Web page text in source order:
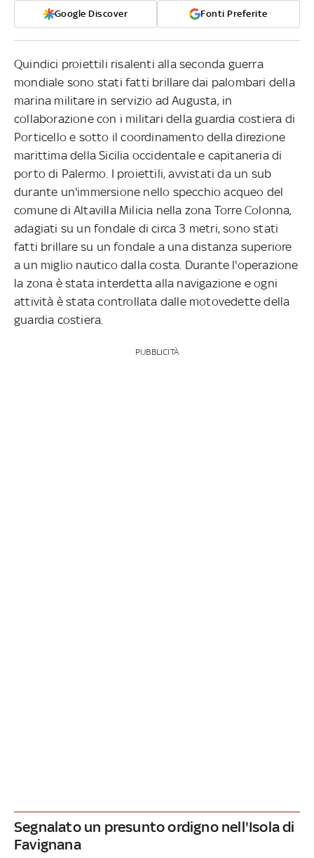
Google Discover Fonti Preferite
Quindici proiettili risalenti alla seconda guerra
mondiale sono stati fatti brillare dai palombari della
marina militare in servizio ad Augusta, in
collaborazione con i militari della guardia costiera di
Porticello e sotto il coordinamento della direzione
marittima della Sicilia occidentale e capitaneria di
porto di Palermo. I proiettili, avvistati da un sub
durante un'immersione nello specchio acqueo del
comune di Altavilla Milicia nella zona Torre Colonna,
adagiati su un fondale di circa 3 metri, sono stati
fatti brillare su un fondale a una distanza superiore
a un miglio nautico dalla costa. Durante l'operazione
la zona è stata interdetta alla navigazione e ogni
attività è stata controllata dalle motovedette della
guardia costiera.
PUBBLICITÀ
Segnalato un presunto ordigno nell'Isola di
Favignana